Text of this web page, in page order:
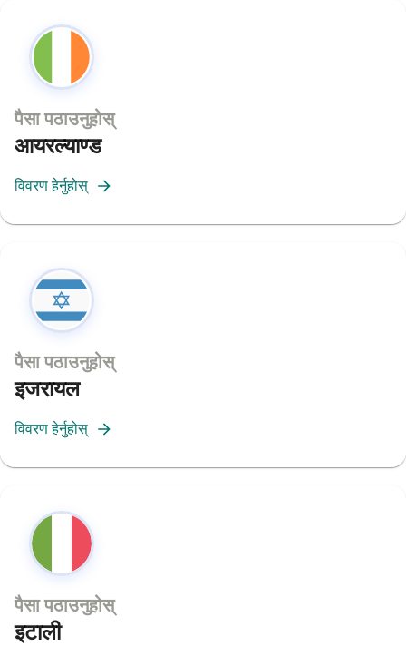
पैसा पठाउनुहोस्
आयरल्याण्ड
विवरण हेर्नुहोस्
पैसा पठाउनुहोस्
इजरायल
विवरण हेर्नुहोस्
पैसा पठाउनुहोस्
इटाली